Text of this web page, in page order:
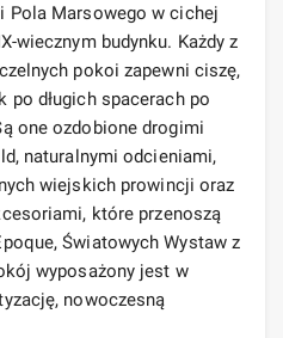
Pola Marsowego w cichej
wiecznym budynku. Każdy z
pokoi zapewni ciszę,
po długich spacerach po
one ozdobione drogimi
naturalnymi odcieniami,
wiejskich prowincji oraz
które przenoszą
Światowych Wystaw z
wyposażony jest w
nowoczesną